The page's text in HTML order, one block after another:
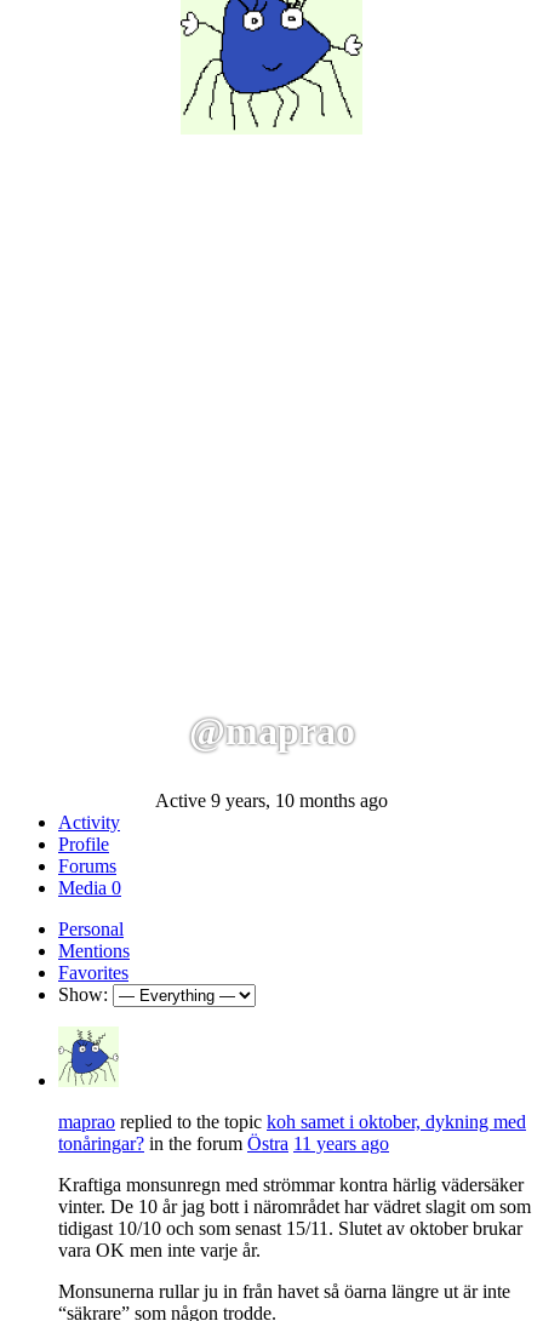
@maprao
Active 9 years, 10 months ago
Activity
Profile
Forums
Media 0
Personal
Mentions
Favorites
Show:
maprao replied to the topic koh samet i oktober, dykning med
tonåringar? in the forum Östra 11 years ago
Kraftiga monsunregn med strömmar kontra härlig vädersäker
vinter. De 10 år jag bott i närområdet har vädret slagit om som
tidigast 10/10 och som senast 15/11. Slutet av oktober brukar
vara OK men inte varje år.
Monsunerna rullar ju in från havet så öarna längre ut är inte
“säkrare” som någon trodde.